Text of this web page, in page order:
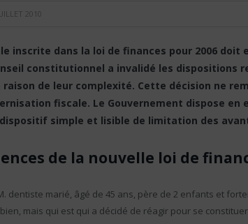
2010
inscrite dans la loi de finances pour 2006 doit
constitutionnel a invalidé les dispositions
de leur complexité. Cette décision ne
fiscale. Le Gouvernement dispose en
simple et lisible de limitation des
de la nouvelle loi de
dentiste marié, âgé de 45 ans, père de 2 enfants et
mais qui est qui a décidé de réagir pour se